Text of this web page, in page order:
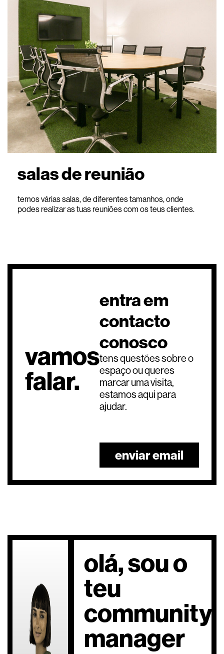
salas de reunião
temos várias salas, de diferentes tamanhos, onde
podes realizar as tuas reuniões com os teus clientes.
vamos
falar.
entra em
contacto
conosco
tens questões sobre o
espaço ou queres
marcar uma visita,
estamos aqui para
ajudar.
enviar email
olá, sou o
teu
community
manager